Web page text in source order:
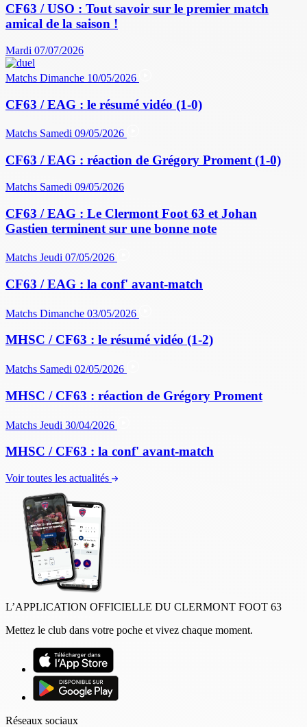
CF63 / USO : Tout savoir sur le premier match
amical de la saison !
Mardi 07/07/2026
Matchs Dimanche 10/05/2026
CF63 / EAG : le résumé vidéo (1-0)
Matchs Samedi 09/05/2026
CF63 / EAG : réaction de Grégory Proment (1-0)
Matchs Samedi 09/05/2026
CF63 / EAG : Le Clermont Foot 63 et Johan
Gastien terminent sur une bonne note
Matchs Jeudi 07/05/2026
CF63 / EAG : la conf' avant-match
Matchs Dimanche 03/05/2026
MHSC / CF63 : le résumé vidéo (1-2)
Matchs Samedi 02/05/2026
MHSC / CF63 : réaction de Grégory Proment
Matchs Jeudi 30/04/2026
MHSC / CF63 : la conf' avant-match
Voir toutes les actualités
L’APPLICATION OFFICIELLE DU CLERMONT FOOT 63
Mettez le club dans votre poche et vivez chaque moment.
Réseaux sociaux